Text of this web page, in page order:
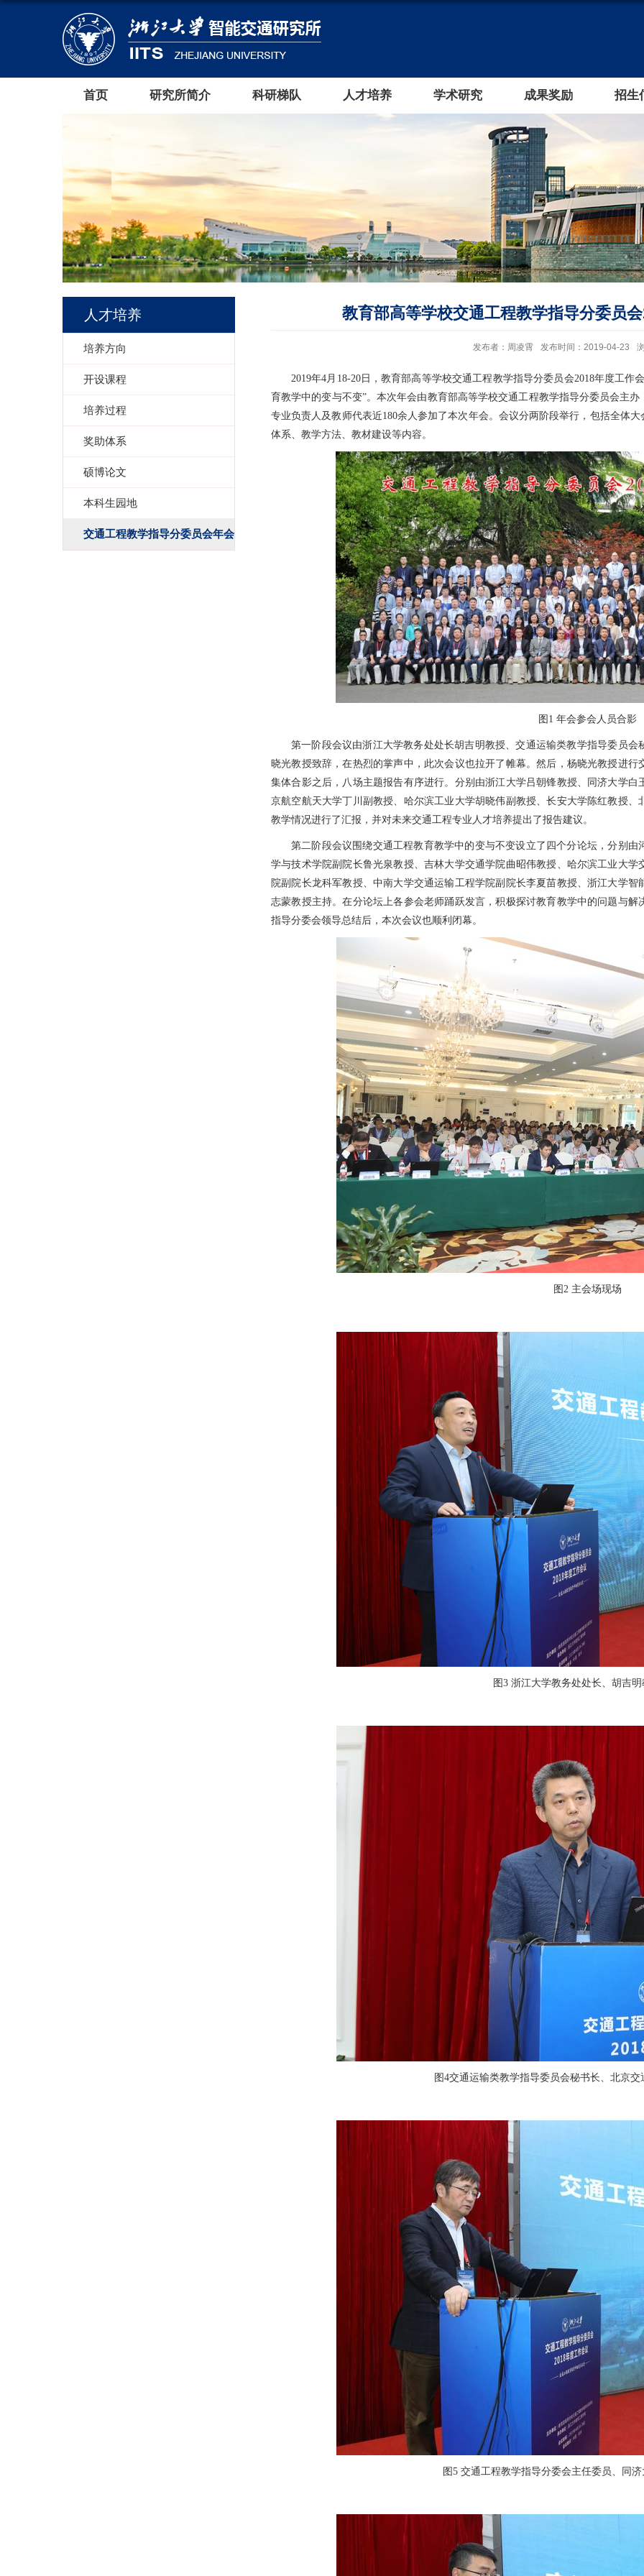
首页 研究所简介 科研梯队 人才培养 学术研究 成果奖励 招生
人才培养
培养方向
开设课程
培养过程
奖助体系
硕博论文
本科生园地
交通工程教学指导分委员会年会
教育部高等学校交通工程教学指导分委员
发布者：周凌霄 发布时间：2019-04-23
2019年4月 18-20日，教育部高等学校交通工程教学指导分委员会2018年度工作
育教学中的变与不变”。本次年会由教育部高等学校交通工程教学指导分委员会主
专业负责人及教师代表近180余人参加了本次年会。会议分两阶段举行，包括全体
体系、教学方法、教材建设等内容。
图 1 年会参会人员合影
第一阶段会议由浙江大学教务处处长胡吉明教授、交通运输类教学指导委员
晓光教授致辞，在热烈的掌声中，此次会议也拉开了帷幕。然后，杨晓光教授进
集体合影之后，八场主题报告有序进行。分别由浙江大学吕朝锋教授、同济大学
京航空航天大学丁川副教授、哈尔滨工业大学胡晓伟副教授、长安大学陈红教授
教学情况进行了汇报，并对未来交通工程专业人才培养提出了报告建议。
第二阶段会议围绕交通工程教育教学中的变与不变设立了四个分论坛，分别
学与技术学院副院长鲁光泉教授、吉林大学交通学院曲昭伟教授、哈尔滨工业大
院副院长龙科军教授、中南大学交通运输工程学院副院长李夏苗教授、浙江大学
志蒙教授主持。在分论坛上各参会老师踊跃发言，积极探讨教育教学中的问题与
指导分委会领导总结后，本次会议也顺利闭幕。
图 2 主会场现场
图 3 浙江大学教务处处长、胡吉
图 4交通运输类教学指导委员会秘书长、北京交
图 5 交通工程教学指导分委会主任委员、同